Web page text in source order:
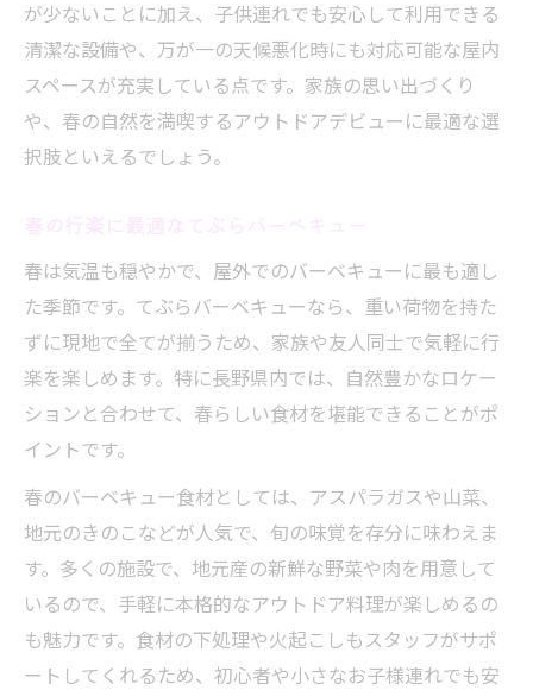
が少ないことに加え、子供連れでも安心して利用できる
清潔な設備や、万が一の天候悪化時にも対応可能な屋内
スペースが充実している点です。家族の思い出づくり
や、春の自然を満喫するアウトドアデビューに最適な選
択肢といえるでしょう。
春は気温も穏やかで、屋外でのバーベキューに最も適し
た季節です。てぶらバーベキューなら、重い荷物を持た
ずに現地で全てが揃うため、家族や友人同士で気軽に行
楽を楽しめます。特に長野県内では、自然豊かなロケー
ションと合わせて、春らしい食材を堪能できることがポ
イントです。
春のバーベキュー食材としては、アスパラガスや山菜、
地元のきのこなどが人気で、旬の味覚を存分に味わえま
す。多くの施設で、地元産の新鮮な野菜や肉を用意して
いるので、手軽に本格的なアウトドア料理が楽しめるの
も魅力です。食材の下処理や火起こしもスタッフがサポ
ートしてくれるため、初心者や小さなお子様連れでも安